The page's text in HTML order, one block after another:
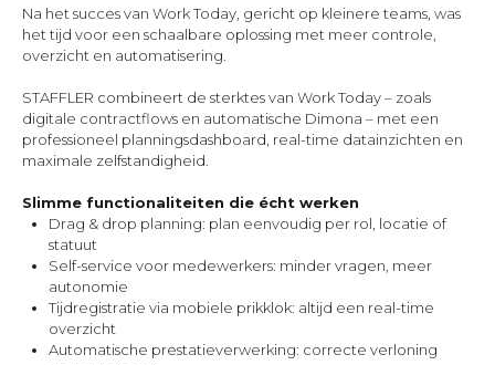
Na het succes van Work Today, gericht op kleinere teams, was
het tijd voor een schaalbare oplossing met meer controle,
overzicht en automatisering.
STAFFLER combineert de sterktes van Work Today – zoals
digitale contractflows en automatische Dimona – met een
professioneel planningsdashboard, real-time datainzichten en
maximale zelfstandigheid.
Slimme functionaliteiten die écht werken
Drag & drop planning: plan eenvoudig per rol, locatie of
statuut
Self-service voor medewerkers: minder vragen, meer
autonomie
Tijdregistratie via mobiele prikklok: altijd een real-time
overzicht
Automatische prestatieverwerking: correcte verloning